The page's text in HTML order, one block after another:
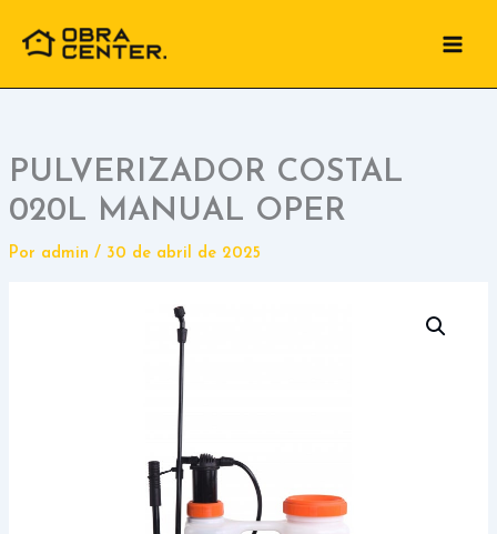
para
conteúdo
PULVERIZADOR COSTAL
020L MANUAL OPER
Por admin / 30 de abril de 2025